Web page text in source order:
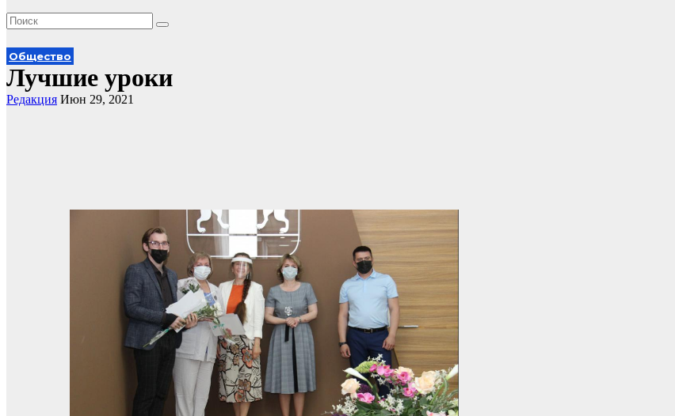
Общество
Лучшие уроки
Редакция Июн 29, 2021